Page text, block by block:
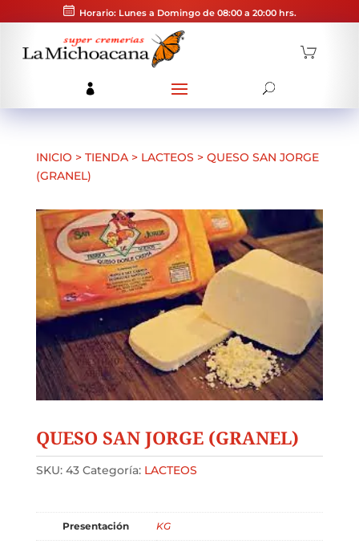
Horario: Lunes a Domingo de 08:00 a 20:00 hrs.
INICIO > TIENDA> LACTEOS > QUESO SAN JORGE
(GRANEL)
QUESO SAN JORGE (GRANEL)
SKU: 43 Categoría: LACTEOS
Presentación KG